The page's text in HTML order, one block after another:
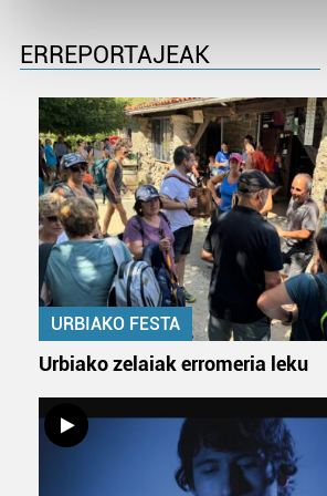
prozesatzen ditugu, zure IP zenbakia,
teknologia erabiliz, cookieak adibidez,
pertsonalizatuak eskaintzeko,
neurtzeko, jendeari buruzko
produktuak garatzeko. Zure datuak
erabiltzen dituen hauta dezakezu.
Bazkide batzuek ez dizute baimenik
interes komertzial legitimoetan
bazkideen zerrenda, beren ustez zein
Lortu zure datu pertsonalak
buruzko informazio gehiago eta ezarri
ERREPORTAJEAK
URBIAKO FESTA
Urbiako zelaiak erromeria leku